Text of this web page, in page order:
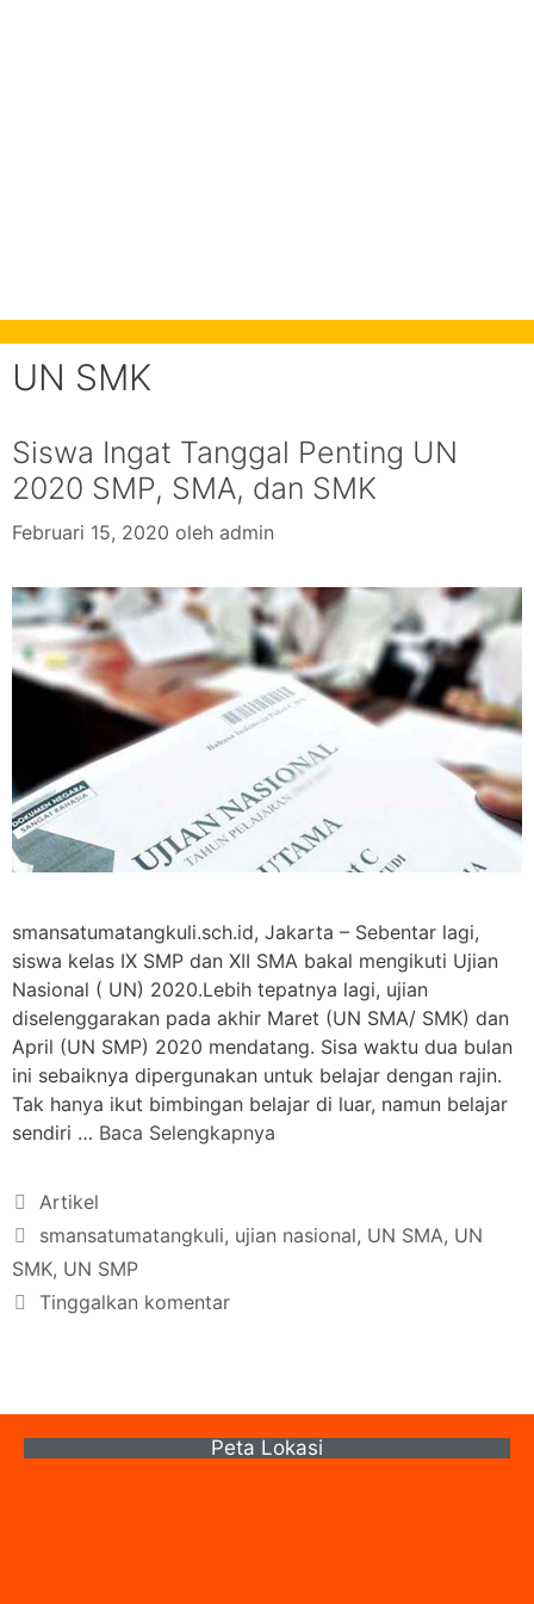
UN SMK
Siswa Ingat Tanggal Penting UN
2020 SMP, SMA, dan SMK
Februari 15, 2020 oleh admin
smansatumatangkuli.sch.id, Jakarta – Sebentar lagi,
siswa kelas IX SMP dan XII SMA bakal mengikuti Ujian
Nasional ( UN) 2020.Lebih tepatnya lagi, ujian
diselenggarakan pada akhir Maret (UN SMA/ SMK) dan
April (UN SMP) 2020 mendatang. Sisa waktu dua bulan
ini sebaiknya dipergunakan untuk belajar dengan rajin.
Tak hanya ikut bimbingan belajar di luar, namun belajar
sendiri … Baca Selengkapnya
Artikel
smansatumatangkuli, ujian nasional, UN SMA, UN
SMK, UN SMP
Tinggalkan komentar
Peta Lokasi